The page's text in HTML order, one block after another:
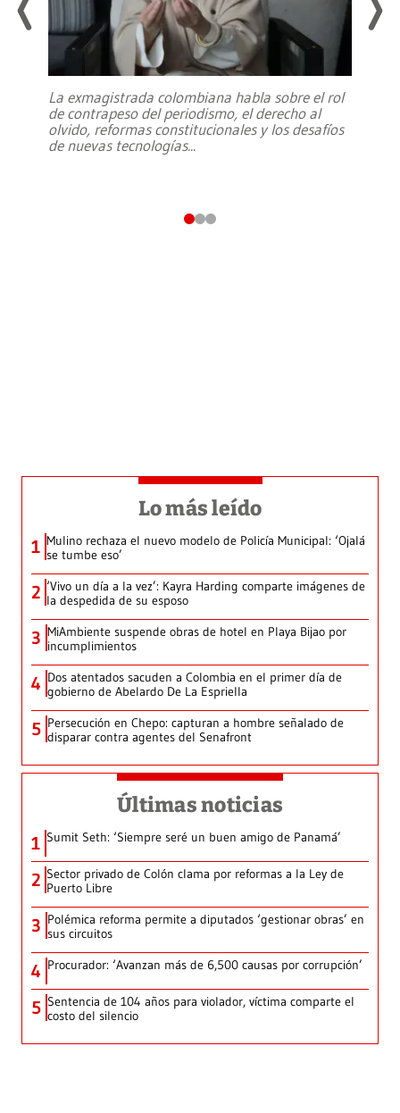
La exmagistrada colombiana habla sobre el rol
de contrapeso del periodismo, el derecho al
olvido, reformas constitucionales y los desafíos
de nuevas tecnologías...
Lo más leído
1 Mulino rechaza el nuevo modelo de Policía Municipal: ‘Ojalá
se tumbe eso’
2 ‘Vivo un día a la vez’: Kayra Harding comparte imágenes de
la despedida de su esposo
3 MiAmbiente suspende obras de hotel en Playa Bijao por
incumplimientos
4 Dos atentados sacuden a Colombia en el primer día de
gobierno de Abelardo De La Espriella
5 Persecución en Chepo: capturan a hombre señalado de
disparar contra agentes del Senafront
Últimas noticias
1 Sumit Seth: ‘Siempre seré un buen amigo de Panamá’
2 Sector privado de Colón clama por reformas a la Ley de
Puerto Libre
3 Polémica reforma permite a diputados ‘gestionar obras’ en
sus circuitos
4 Procurador: ‘Avanzan más de 6,500 causas por corrupción’
5 Sentencia de 104 años para violador, víctima comparte el
costo del silencio